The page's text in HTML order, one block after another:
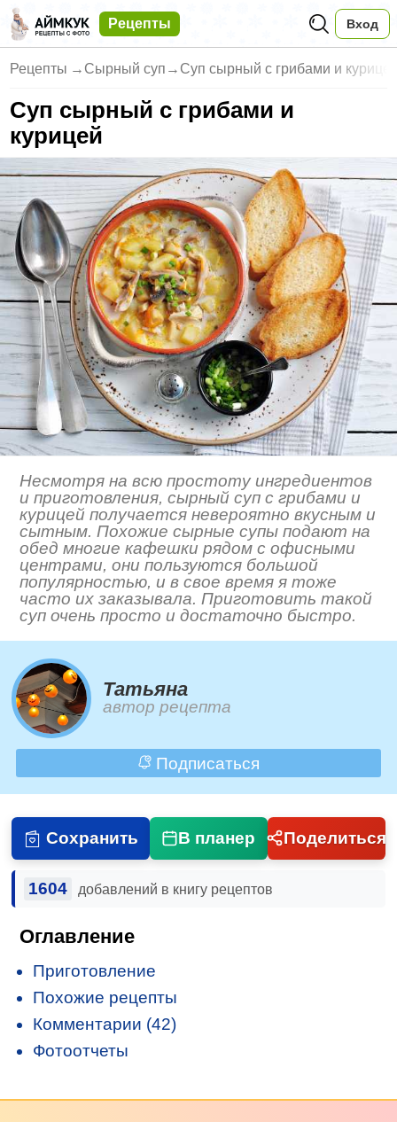
Рецепты Вход
Рецепты → Сырный суп → Суп сырный с грибами и
Суп сырный с грибами и
курицей
Несмотря на всю простоту ингредиентов
и приготовления, сырный суп с грибами и
курицей получается невероятно вкусным и
сытным. Похожие сырные супы подают на
обед многие кафешки рядом с офисными
центрами, они пользуются большой
популярностью, и в свое время я тоже
часто их заказывала. Приготовить такой
суп очень просто и достаточно быстро.
Татьяна
автор рецепта
Подписаться
Сохранить В планер Поделиться
1604 добавлений в книгу рецептов
Оглавление
Приготовление
Похожие рецепты
Комментарии (42)
Фотоотчеты